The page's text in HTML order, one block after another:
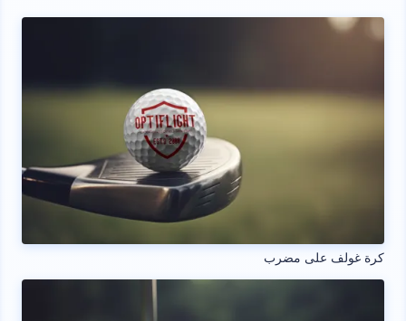
كرة غولف على مضرب